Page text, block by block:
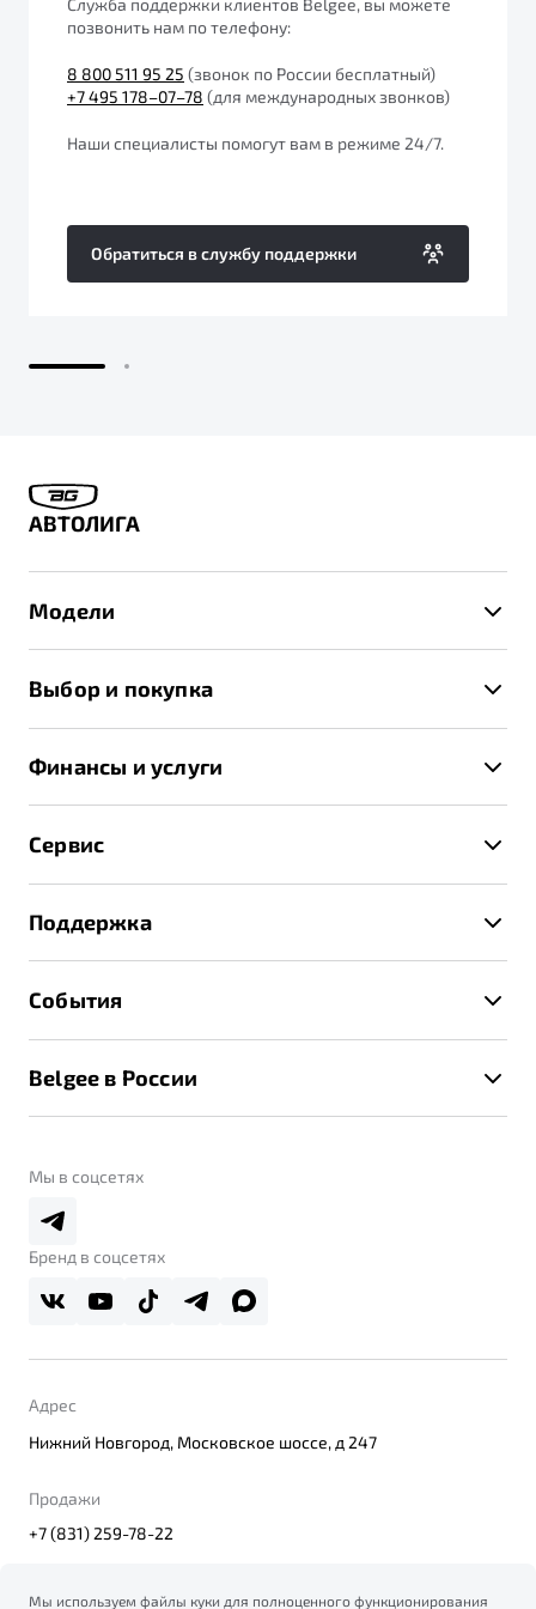
от 1 699 990 ₽*
Обзор В наличии
X70
Обзор
Автокредит
Спецпредложения
Будьте еще более уверены на дорогах с программой
Калькулятор ТО
Служба поддержки клиентов Belgee, вы можете
позвонить нам по телефону:
8 800 511 95 25 (звонок по России бесплатный)
+7 495 178–07–78 (для международных звонков)
Наши специалисты помогут вам в режиме 24/7.
Обратиться в службу поддержки
АВТОЛИГА
Модели
X70
Выбор и покупка
Спецпредложения и Акции
Записаться на тест-драйв
Получить предложение
Финансы и услуги
Трейд-ин
Страхование
Расчет КАСКО
Сервис
Руководство по эксплуатации
Техническое обслуживание
Калькулятор ТО
Поддержка
Помощь на дорогах
Belgee Линк
Belgee Плюс
Реферальная программа
События
Контакты
Belgee в России
О дилерском центре
Правовая информация
Мы в соцсетях
Бренд в соцсетях
Адрес
Нижний Новгород, Московское шоссе, д 247
Продажи
+7 (831) 259-78-22
Мы используем файлы куки для полноценного функционирования